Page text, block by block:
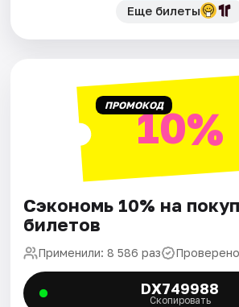
Еще билеты
ПРОМОКОД10%
Сэкономь 10% на
билетов
Применили: 8 586 раз
DX749988
Скопировать